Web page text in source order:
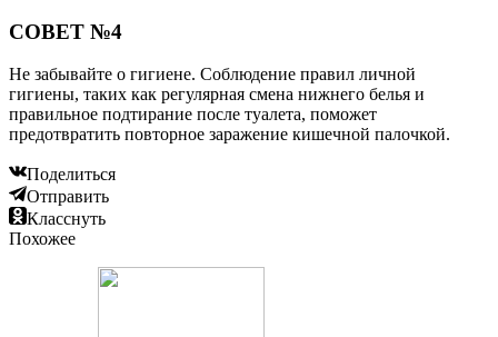
СОВЕТ №4
Не забывайте о гигиене. Соблюдение правил личной
гигиены, таких как регулярная смена нижнего белья и
правильное подтирание после туалета, поможет
предотвратить повторное заражение кишечной палочкой.
Поделиться
Отправить
Класснуть
Похожее